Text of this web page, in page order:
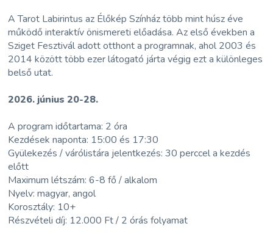
A Tarot Labirintus az Élőkép Színház több mint húsz éve
működő interaktív önismereti előadása. Az első években a
Sziget Fesztivál adott otthont a programnak, ahol 2003 és
2014 között több ezer látogató járta végig ezt a különleges
belső utat.
2026. június 20-28.
A program időtartama: 2 óra
Kezdések naponta: 15:00 és 17:30
Gyülekezés / várólistára jelentkezés: 30 perccel a kezdés
előtt
Maximum létszám: 6-8 fő / alkalom
Nyelv: magyar, angol
Korosztály: 10+
Részvételi díj: 12.000 Ft / 2 órás folyamat